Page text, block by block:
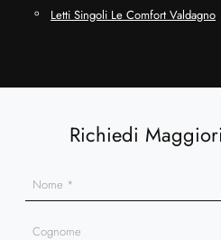
Letti Singoli Le Comfort Valdagno
Richiedi